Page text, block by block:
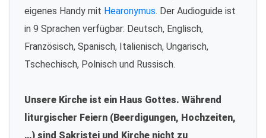
eigenes Handy mit Hearonymus. Der Audioguide ist
in 9 Sprachen verfügbar: Deutsch, Englisch,
Französisch, Spanisch, Italienisch, Ungarisch,
Tschechisch, Polnisch und Russisch.
Unsere Kirche ist ein Haus Gottes. Während
liturgischer Feiern (Beerdigungen, Hochzeiten,
…) sind Sakristei und Kirche nicht zu